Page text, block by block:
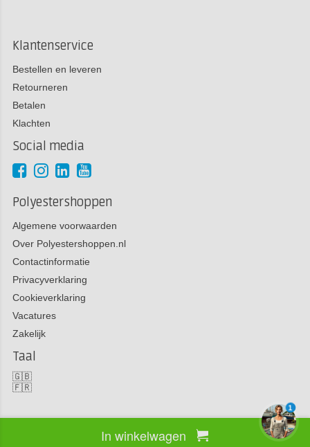
In winkelwagen
Klantenservice
Bestellen en leveren
Retourneren
Betalen
Klachten
Social media
Polyestershoppen
Algemene voorwaarden
Over Polyestershoppen.nl
Contactinformatie
Privacyverklaring
Cookieverklaring
Vacatures
Zakelijk
Taal
🇬🇧
🇫🇷
Copyright 2026 Polyestershoppen bv
1